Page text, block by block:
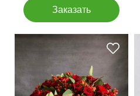
Бесплатная доставка